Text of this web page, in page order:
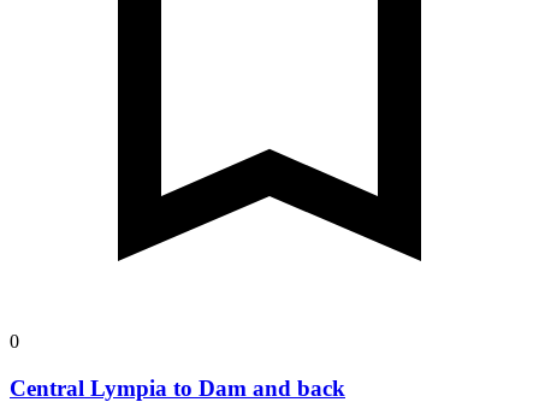
0
Central Lympia to Dam and back